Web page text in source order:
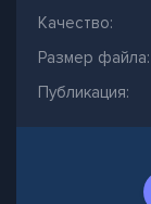
Качество:
Размер файла:
Публикация: